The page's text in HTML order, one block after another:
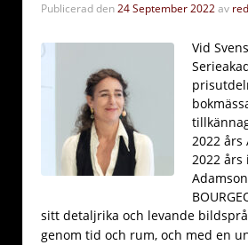
Publicerad den24 September 2022av
Vid
2022 års
2022
sitt detaljrika och levande
genom tid och rum, och med en